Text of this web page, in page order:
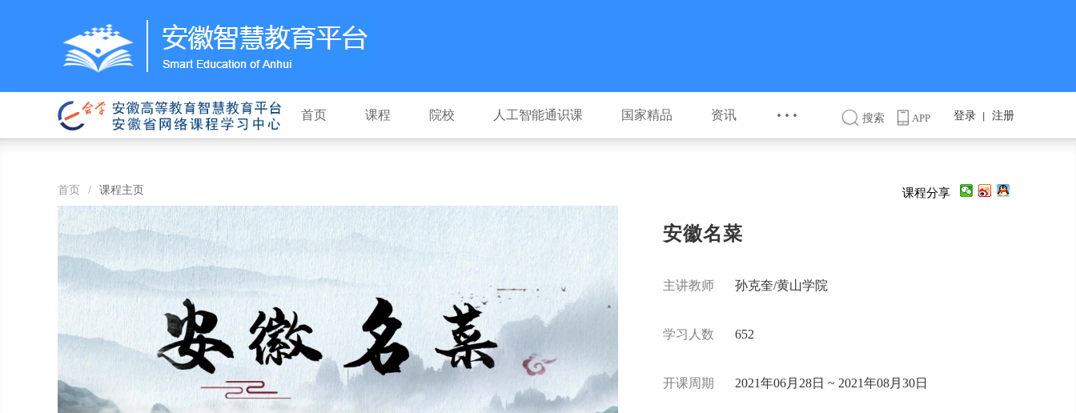
首页 课程 院校 人工智能通识课 国家精品 资讯 ··· 搜索 APP 登录 注册
首页 / 课程主页 课程分享
安徽名菜
主讲教师 孙克奎/黄山学院
学习人数 652
开课周期 2021年06月28日 ~ 2021年08月30日